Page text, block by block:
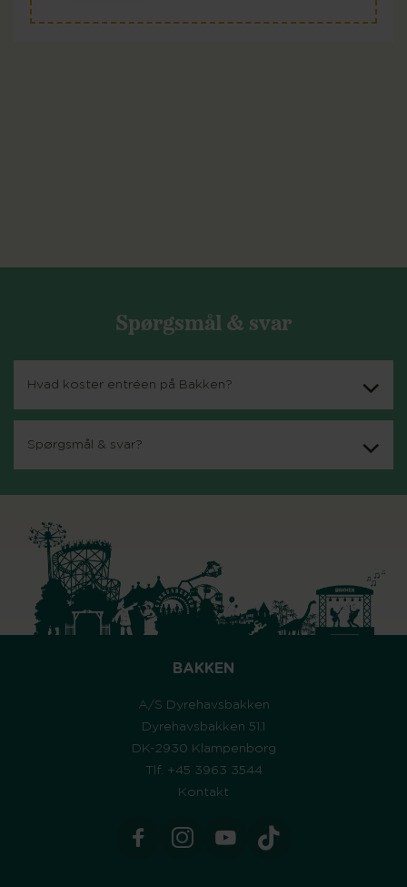
Spørgsmål & svar
Hvad koster entréen på Bakken?
Spørgsmål & svar?
BAKKEN
A/S Dyrehavsbakken
Dyrehavsbakken 51.1
DK-2930 Klampenborg
Tlf. +45 3963 3544
Kontakt